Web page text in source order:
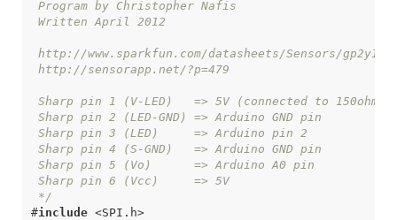
Sharp pin 6 (Vcc)     => 5V
*/
#include <SPI.h>